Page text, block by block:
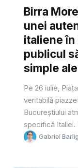
Birra
unei
italiene
publicul
simple
Pe 26 iulie,
veritabilă
Bucureștiului
specifică Italiei.
Gabriel